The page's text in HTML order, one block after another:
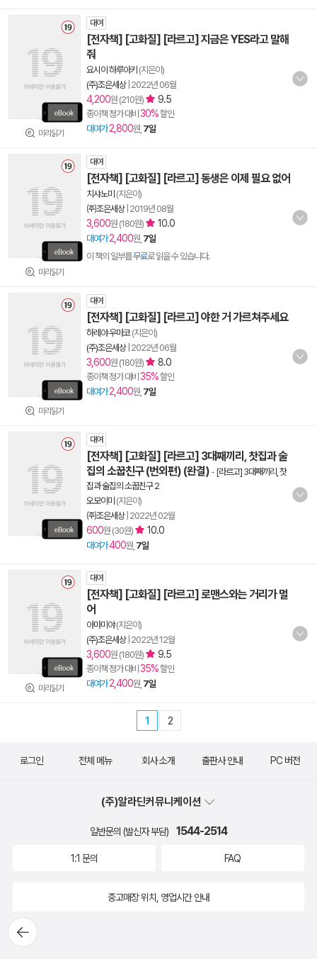
미리읽기
대여
[전자책] [고화질] [라르고] 지금은 YES라고 말해
줘
요시이 하루아키 (지은이)
(주)조은세상| 2022년 06월
4,200원 (210원) 9.5
종이책 정가 대비 30%할인
대여가 2,800원, 7일
미리읽기
대여
[전자책] [고화질] [라르고] 동생은 이제 필요 없어
치샤노미 (지은이)
㈜조은세상| 2019년 08월
3,600원 (180원) 10.0
대여가 2,400원, 7일
이 책의 일부를무료로 읽을 수 있습니다.
미리읽기
대여
[전자책] [고화질] [라르고] 야한 거 가르쳐주세요
하레야 우마코(지은이)
(주)조은세상| 2022년 06월
3,600원 (180원) 8.0
종이책 정가 대비 35%할인
대여가 2,400원, 7일
대여
[전자책] [고화질] [라르고] 3대째끼리, 찻집과 술
집의 소꿉친구 (번외편) (완결) - [라르고] 3대째끼리, 찻
집과 술집의 소꿉친구 2
오모이미 (지은이)
㈜조은세상| 2022년 02월
600원 (30원) 10.0
대여가400원, 7일
미리읽기
대여
[전자책] [고화질] [라르고] 로맨스와는 거리가 멀
어
아마미야(지은이)
(주)조은세상| 2022년 12월
3,600원 (180원) 9.5
종이책 정가 대비 35%할인
대여가 2,400원, 7일
1 2
뒤로가
기
로그인 전체 메뉴 회사 소개 출판사 안내 PC 버전
(주)알라딘커뮤니케이션
일반문의 (발신자 부담) 1544-2514
1:1 문의 FAQ
중고매장 위치, 영업시간 안내